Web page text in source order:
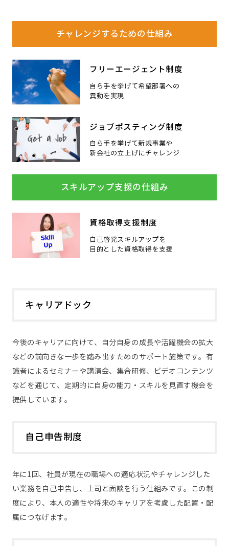
チャレンジするための仕組み
フリーエージェント制度
自ら手を挙げて希望部署への
異動を実現
ジョブポスティング制度
自ら手を挙げて新規事業や
新会社の立上げにチャレンジ
スキルアップ支援の仕組み
資格取得支援制度
自己啓発スキルアップを
目的とした資格取得を支援
キャリアドック
今後のキャリアに向けて、自分自身の成長や活躍機会の拡大
などの前向きな一歩を踏み出すためのサポート施策です。有
識者によるセミナーや講演会、集合研修、ビデオコンテンツ
などを通じて、定期的に自身の能力・スキルを見直す機会を
提供しています。
自己申告制度
年に1回、社員が現在の職場への適応状況やチャレンジした
い業務を自己申告し、上司と面談を行う仕組みです。この制
度により、本人の適性や将来のキャリアを考慮した配置・配
属につなげます。